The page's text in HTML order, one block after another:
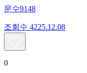
문수9148
조회수 4225.12.08
0